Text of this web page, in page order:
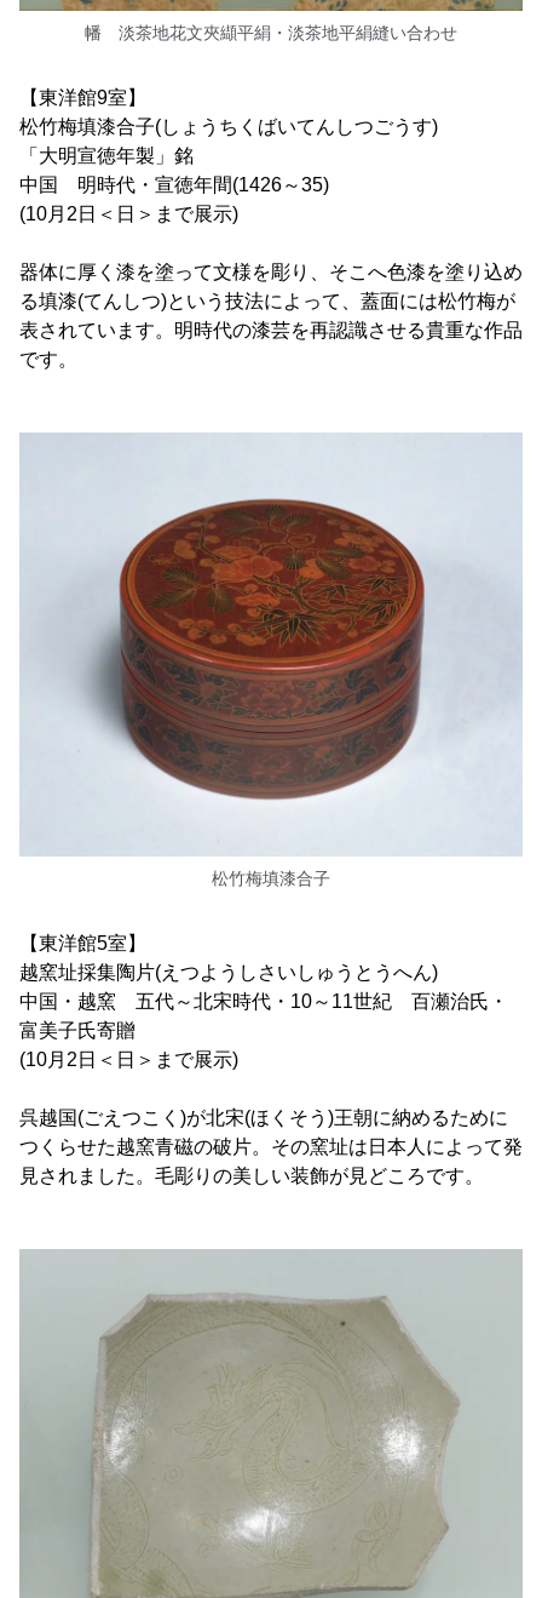
幡 淡茶地花文夾纈平絹・淡茶地平絹縫い合わせ
【東洋館9室】
松竹梅填漆合子(しょうちくばいてんしつごうす)
「大明宣徳年製」銘
中国 明時代・宣徳年間(1426～35)
(10月2日＜日＞まで展示)
器体に厚く漆を塗って文様を彫り、そこへ色漆を塗り込め
る填漆(てんしつ)という技法によって、蓋面には松竹梅が
表されています。明時代の漆芸を再認識させる貴重な作品
です。
松竹梅填漆合子
【東洋館5室】
越窯址採集陶片(えつようしさいしゅうとうへん)
中国・越窯 五代～北宋時代・10～11世紀 百瀬治氏・
富美子氏寄贈
(10月2日＜日＞まで展示)
呉越国(ごえつこく)が北宋(ほくそう)王朝に納めるために
つくらせた越窯青磁の破片。その窯址は日本人によって発
見されました。毛彫りの美しい装飾が見どころです。